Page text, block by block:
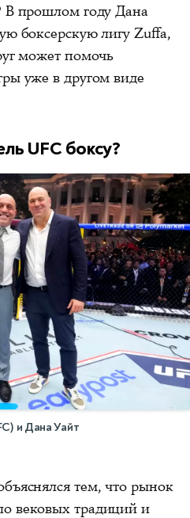
В прошлом году Дана
боксерскую лигу Zuffa,
может помочь
уже в другом виде
UFC боксу?
и Дана Уайт
тем, что рынок
вековых традиций и